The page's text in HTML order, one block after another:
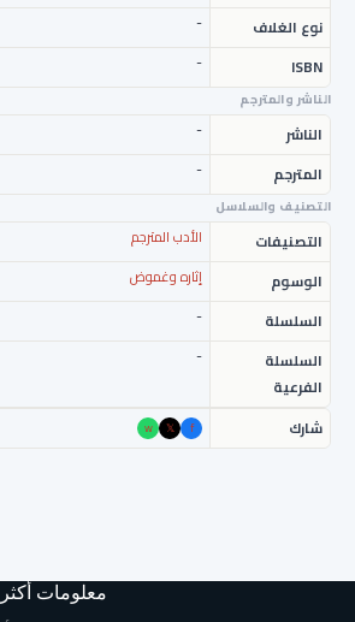
نوع الغلاف
-
ISBN
-
الناشر والمترجم
الناشر
-
المترجم
-
التصنيف والسلاسل
التصنيفات
الأدب المترجم
الوسوم
إثاره وغموض
السلسلة
-
السلسلة
الفرعية
-
شارك f
𝕏
w
معلومات أكثر